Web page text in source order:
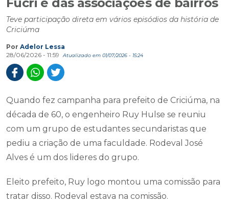
Teve participação direta em vários episódios da história de
Criciúma
Por Adelor Lessa
28/06/2026 - 11:59
Atualizado em 01/07/2026 - 15:24
Quando fez campanha para prefeito de Criciúma, na
década de 60, o engenheiro Ruy Hulse se reuniu
com um grupo de estudantes secundaristas que
pediu a criação de uma faculdade. Rodeval José
Alves é um dos lideres do grupo.
Eleito prefeito, Ruy logo montou uma comissão para
tratar disso. Rodeval estava na comissão.